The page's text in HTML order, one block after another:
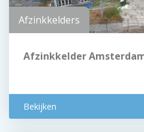
Afzinkkelders
Afzinkkelder
Bekijken